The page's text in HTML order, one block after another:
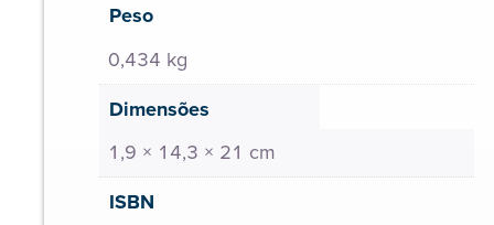
Peso
0,434 kg
Dimensões
1,9 × 14,3 × 21 cm
ISBN